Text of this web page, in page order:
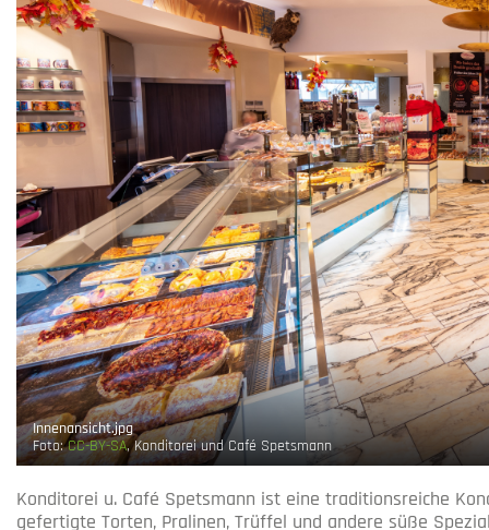
Innenansicht.jpg
Foto:CC-BY-SA, Konditorei und Café Spetsmann
Konditorei u. Café Spetsmann ist eine traditionsreiche
gefertigte Torten, Pralinen, Trüffel und andere süße